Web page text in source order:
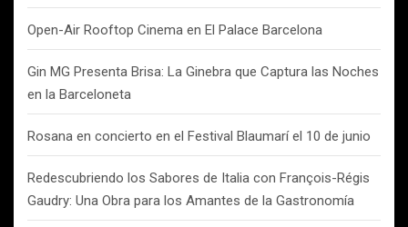
Open-Air Rooftop Cinema en El Palace Barcelona
Gin MG Presenta Brisa: La Ginebra que Captura las Noches
en la Barceloneta
Rosana en concierto en el Festival Blaumarí el 10 de junio
Redescubriendo los Sabores de Italia con François-Régis
Gaudry: Una Obra para los Amantes de la Gastronomía